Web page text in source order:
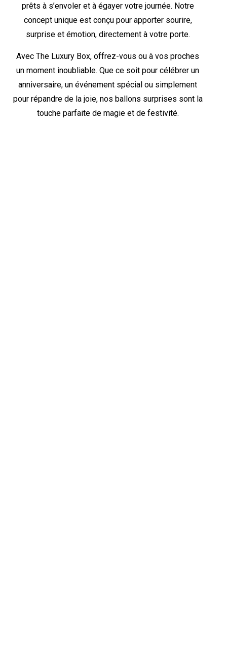
prêts à s’envoler et à égayer votre journée. Notre
concept unique est conçu pour apporter sourire,
surprise et émotion, directement à votre porte.
Avec The Luxury Box, offrez-vous ou à vos proches
un moment inoubliable. Que ce soit pour célébrer un
anniversaire, un événement spécial ou simplement
pour répandre de la joie, nos ballons surprises sont la
touche parfaite de magie et de festivité.